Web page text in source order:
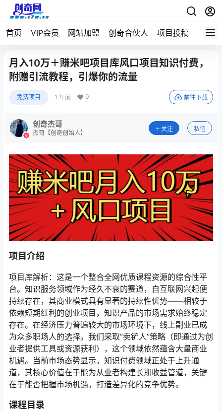
首页 VIP会员 网站加盟 创奇合伙人 项目投稿
月入10万＋赚米吧项目库风口项目知识付费，
附赠引流教程，引爆你的流量
免费项目 1 年前 0 前往下载
创奇杰哥
杰哥【创奇创始人】
关注 私信
项目介绍
项目库解析：这是一个整合全网优质课程资源的综合性平
台。知识服务领域作为经久不衰的赛道，自互联网兴起便
持续存在，其商业模式具有显著的持续性优势——相较于
依赖短期红利的创业项目，知识产品的市场需求始终稳定
存在。在经济压力普遍较大的市场环境下，线上副业已成
为众多职场人的选择。我们采取”卖铲人”策略（即通过为创
业者提供工具或资源获利），这个领域依然蕴含大量商业
机遇。当前市场态势显示，知识付费领域正处于上升通
道，其核心价值在于能为从业者构建长期收益管道，关键
在于能否把握市场机遇，打造差异化的竞争优势。
课程目录